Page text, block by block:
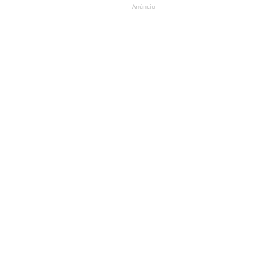
- Anúncio -